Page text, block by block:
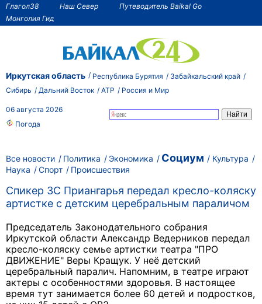
Глагол38 Наш Север
Путеводитель Baikal Go
Монголия Гид
Иркутская область Республика Бурятия
Забайкальский край
Сибирь
Дальний Восток АТР Россия и Мир
06 августа 2026
Погода
Все новости Политика Экономика Социум
Культура
Наука
Спорт Происшествия
Спикер ЗС Приангарья передал кресло-коляску
артистке с детским церебральным параличом
Председатель Законодательного собрания
Иркутской области Александр Ведерников передал
кресло-коляску семье артистки театра "ПРО
ДВИЖЕНИЕ" Веры Кращук. У неё детский
церебральный паралич. Напомним, в театре играют
актеры с особенностями здоровья. В настоящее
время тут занимается более 60 детей и подростков,